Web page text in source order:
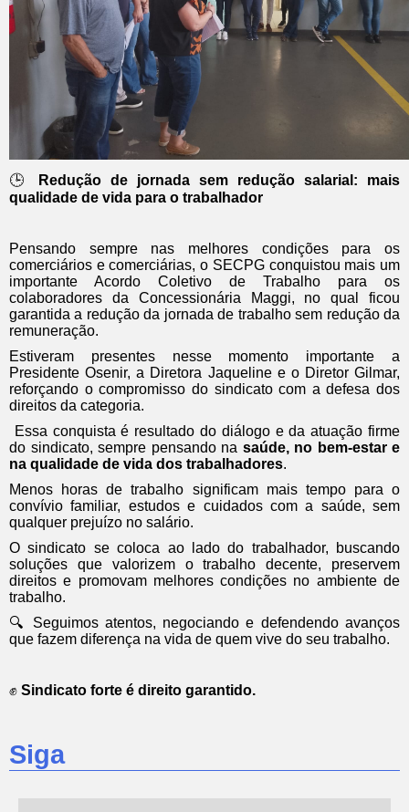
🕒
Redução de jornada sem redução salarial: mais
qualidade de vida para o trabalhador
Pensando sempre nas melhores condições para os
comerciários e comerciárias, o SECPG conquistou mais um
importante Acordo Coletivo de Trabalho para os
colaboradores da Concessionária Maggi, no qual ficou
garantida a redução da jornada de trabalho sem redução da
remuneração.
Estiveram presentes nesse momento importante a
Presidente Osenir, a Diretora Jaqueline e o Diretor Gilmar,
reforçando o compromisso do sindicato com a defesa dos
direitos da categoria.
Essa conquista é resultado do diálogo e da atuação firme
do sindicato, sempre pensando na saúde, no bem-estar e
na qualidade de vida dos trabalhadores.
Menos horas de trabalho significam mais tempo para o
convívio familiar, estudos e cuidados com a saúde, sem
qualquer prejuízo no salário.
O sindicato se coloca ao lado do trabalhador, buscando
soluções que valorizem o trabalho decente, preservem
direitos e promovam melhores condições no ambiente de
trabalho.
🔍 Seguimos atentos, negociando e defendendo avanços
que fazem diferença na vida de quem vive do seu trabalho.
✊ Sindicato forte é direito garantido.
Siga